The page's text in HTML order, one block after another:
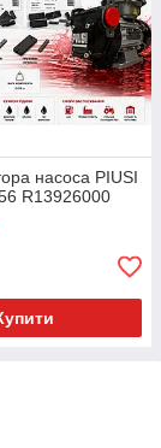
насоса PIUSI
R13926000